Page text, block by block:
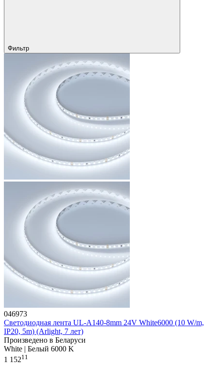
Фильтр
046973
Светодиодная лента UL-A140-8mm 24V White6000 (10 W/m,
IP20, 5m) (Arlight, 7 лет)
Произведено в Беларуси
White | Белый 6000 K
1 15211